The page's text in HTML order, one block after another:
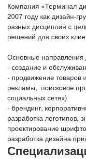
Компания «Терминал
2007 году как дизайн-
разных дисциплин с
решений для своих
Основные направления
- создание и
- продвижение товаров
рекламы, поисковое
социальных сетях)
- брендинг,
разработка логотипов,
проектирование
разработка дизайна